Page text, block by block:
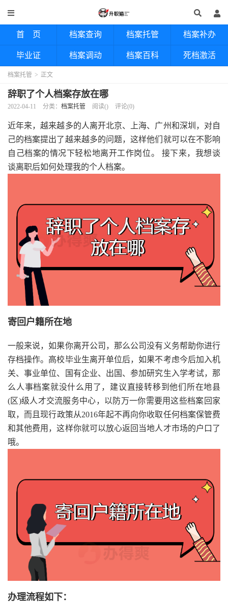
首 页 档案查询 档案托管 档案补办
毕业证 档案调动 档案百科 死档激活
档案托管 > 正文
辞职了个人档案存放在哪
2022-04-11 分类： 档案托管 阅读() 评论(0)
近年来，越来越多的人离开北京、上海、广州和深圳，对自
己的档案提出了越来越多的问题，这样他们就可以在不影响
自己档案的情况下轻松地离开工作岗位。 接下来，我想谈
谈离职后如何处理我的个人档案。
寄回户籍所在地
一般来说，如果你离开公司，那么公司没有义务帮助你进行
存档操作。高校毕业生离开单位后，如果不考虑今后加入机
关、事业单位、国有企业、出国、参加研究生入学考试，那
么人事档案就没什么用了，建议直接转移到他们所在地县
(区)级人才交流服务中心，以防万一你需要用这些档案回家
取，而且现行政策从2016年起不再向你收取任何档案保管费
和其他费用，这样你就可以放心返回当地人才市场的户口了
哦。
办理流程如下：